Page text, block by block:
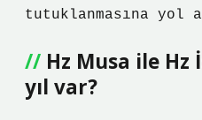
tutuklanmasına yol
Hz Musa ile Hz
yıl var?